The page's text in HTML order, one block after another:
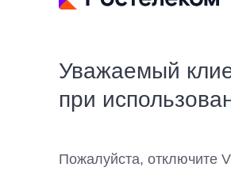
Уважаемый
при
Пожалуйста, отключите